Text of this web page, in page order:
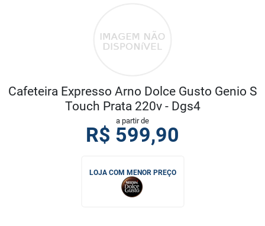
Cafeteira Expresso Arno Dolce Gusto Genio S
Touch Prata 220v - Dgs4
a partir de
R$ 599,90
LOJA COM MENOR PREÇO